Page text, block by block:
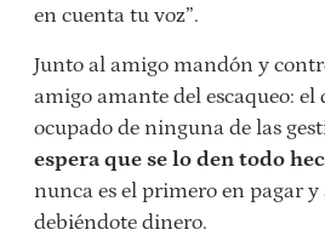
en cuenta tu voz”.
Junto al amigo mandón y
amigo amante del escaqueo: el
ocupado de ninguna de las
espera que se lo den todo
nunca es el primero en pagar
debiéndote dinero.